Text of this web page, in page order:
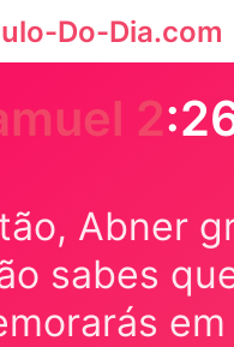
Do-Dia.com
2
Abner
sabes